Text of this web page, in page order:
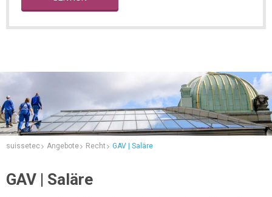
suissetec Angebote Recht GAV | Saläre
GAV | Saläre